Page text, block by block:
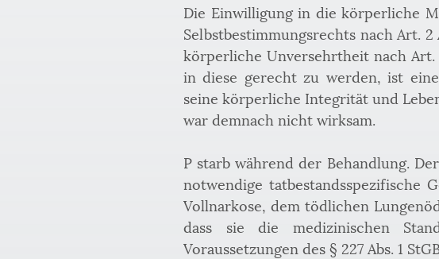
Die Einwilligung in die körperliche
Selbstbestimmungsrechts nach Art. 2
körperliche Unversehrtheit nach Art.
in diese gerecht zu werden, ist
seine körperliche Integrität und
war demnach nicht wirksam.
P starb während der Behandlung.
notwendige tatbestandsspezifische
Vollnarkose, dem tödlichen
dass sie die medizinischen
Voraussetzungen des § 227 Abs. 1